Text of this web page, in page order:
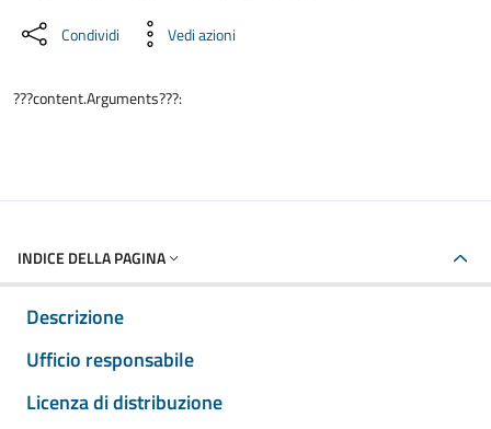
Condividi Vedi azioni
???content.Arguments???:
INDICE DELLA PAGINA
Descrizione
Ufficio responsabile
Licenza di distribuzione